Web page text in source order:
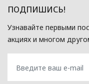
ПОДПИШИСЬ!
Узнавайте первыми
акциях и многом